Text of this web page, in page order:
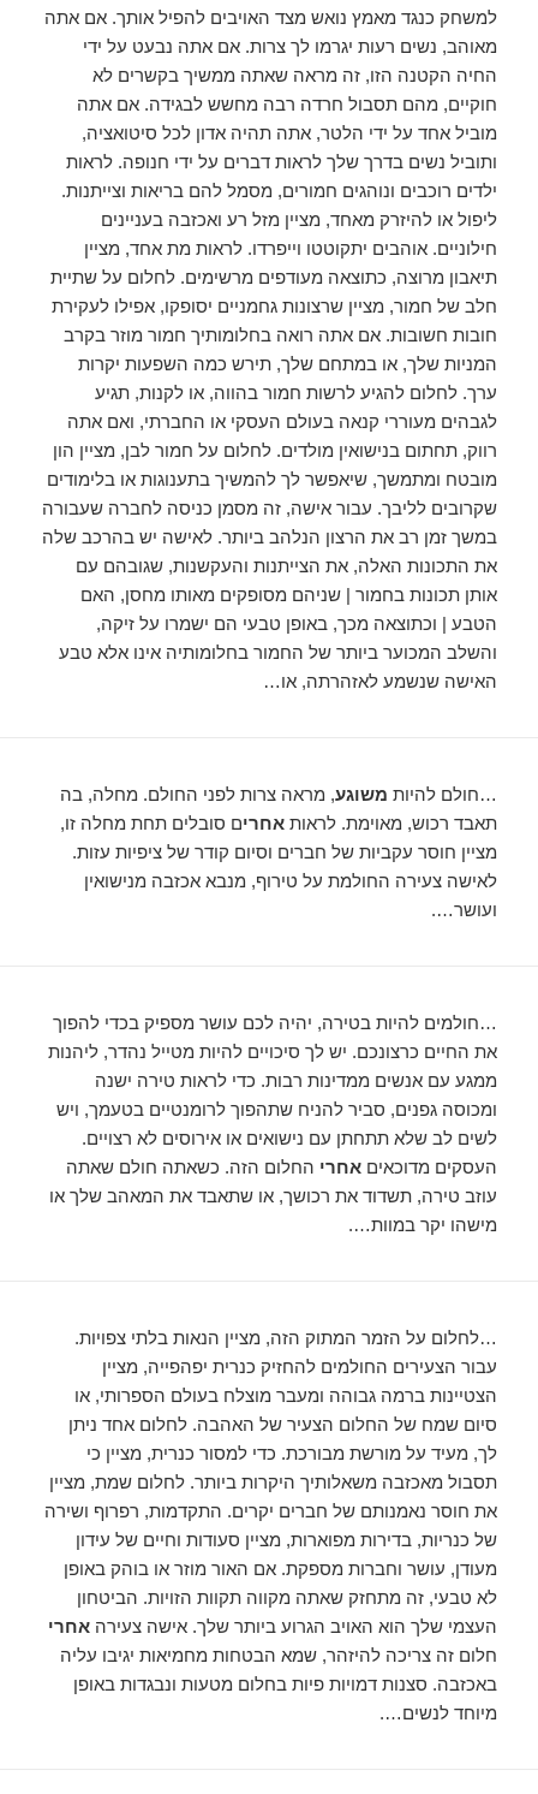
למשחק כנגד מאמץ נואש מצד האויבים להפיל אותך. אם אתה
מאוהב, נשים רעות יגרמו לך צרות. אם אתה נבעט על ידי
החיה הקטנה הזו, זה מראה שאתה ממשיך בקשרים לא
חוקיים, מהם תסבול חרדה רבה מחשש לבגידה. אם אתה
מוביל אחד על ידי הלטר, אתה תהיה אדון לכל סיטואציה,
ותוביל נשים בדרך שלך לראות דברים על ידי חנופה. לראות
ילדים רוכבים ונוהגים חמורים, מסמל להם בריאות וצייתנות.
ליפול או להיזרק מאחד, מציין מזל רע ואכזבה בעניינים
חילוניים. אוהבים יתקוטטו וייפרדו. לראות מת אחד, מציין
תיאבון מרוצה, כתוצאה מעודפים מרשימים. לחלום על שתיית
חלב של חמור, מציין שרצונות גחמניים יסופקו, אפילו לעקירת
חובות חשובות. אם אתה רואה בחלומותיך חמור מוזר בקרב
המניות שלך, או במתחם שלך, תירש כמה השפעות יקרות
ערך. לחלום להגיע לרשות חמור בהווה, או לקנות, תגיע
לגבהים מעוררי קנאה בעולם העסקי או החברתי, ואם אתה
רווק, תחתום בנישואין מולדים. לחלום על חמור לבן, מציין הון
מובטח ומתמשך, שיאפשר לך להמשיך בתענוגות או בלימודים
שקרובים לליבך. עבור אישה, זה מסמן כניסה לחברה שעבורה
במשך זמן רב את הרצון הנלהב ביותר. לאישה יש בהרכב שלה
את התכונות האלה, את הצייתנות והעקשנות, שגובהם עם
אותן תכונות בחמור | שניהם מסופקים מאותו מחסן, האם
הטבע | וכתוצאה מכך, באופן טבעי הם ישמרו על זיקה,
והשלב המכוער ביותר של החמור בחלומותיה אינו אלא טבע
האישה שנשמע לאזהרתה, או…
…חולם להיות משוגע, מראה צרות לפני החולם. מחלה, בה
תאבד רכוש, מאוימת. לראותאחרים סובלים תחת מחלה זו,
מציין חוסר עקביות של חברים וסיום קודר של ציפיות עזות.
לאישה צעירה החולמת על טירוף, מנבא אכזבה מנישואין
ועושר….
…חולמים להיות בטירה, יהיה לכם עושר מספיק בכדי להפוך
את החיים כרצונכם. יש לך סיכויים להיות מטייל נהדר, ליהנות
ממגע עם אנשים ממדינות רבות. כדי לראות טירה ישנה
ומכוסה גפנים, סביר להניח שתהפוך לרומנטיים בטעמך, ויש
לשים לב שלא תתחתן עם נישואים או אירוסים לא רצויים.
העסקים מדוכאיםאחרי החלום הזה. כשאתה חולם שאתה
עוזב טירה, תשדוד את רכושך, או שתאבד את המאהב שלך או
מישהו יקר במוות….
…לחלום על הזמר המתוק הזה, מציין הנאות בלתי צפויות.
עבור הצעירים החולמים להחזיק כנרית יפהפייה, מציין
הצטיינות ברמה גבוהה ומעבר מוצלח בעולם הספרותי, או
סיום שמח של החלום הצעיר של האהבה. לחלום אחד ניתן
לך, מעיד על מורשת מבורכת. כדי למסור כנרית, מציין כי
תסבול מאכזבה משאלותיך היקרות ביותר. לחלום שמת, מציין
את חוסר נאמנותם של חברים יקרים. התקדמות, רפרוף ושירה
של כנריות, בדירות מפוארות, מציין סעודות וחיים של עידון
מעודן, עושר וחברות מספקת. אם האור מוזר או בוהק באופן
לא טבעי, זה מתחזק שאתה מקווה תקוות הזויות. הביטחון
העצמי שלך הוא האויב הגרוע ביותר שלך. אישה צעירהאחרי
חלום זה צריכה להיזהר, שמא הבטחות מחמיאות יגיבו עליה
באכזבה. סצנות דמויות פיות בחלום מטעות ונבגדות באופן
מיוחד לנשים….